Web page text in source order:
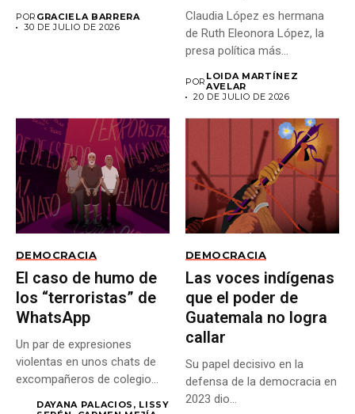
POR GRACIELA BARRERA
30 DE JULIO DE 2026
Claudia López es hermana
de Ruth Eleonora López, la
presa política más...
POR LOIDA MARTÍNEZ
AVELAR
20 DE JULIO DE 2026
DEMOCRACIA
El caso de humo de
los “terroristas” de
WhatsApp
Un par de expresiones
violentas en unos chats de
excompañeros de colegio...
DAYANA PALACIOS, LISSY
DEMOCRACIA
Las voces indígenas
que el poder de
Guatemala no logra
callar
Su papel decisivo en la
defensa de la democracia en
2023 dio...